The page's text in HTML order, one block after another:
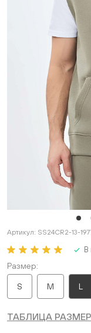
Артикул: SS24CR2-13-
В
Размер
S M L
ТАБЛИЦА